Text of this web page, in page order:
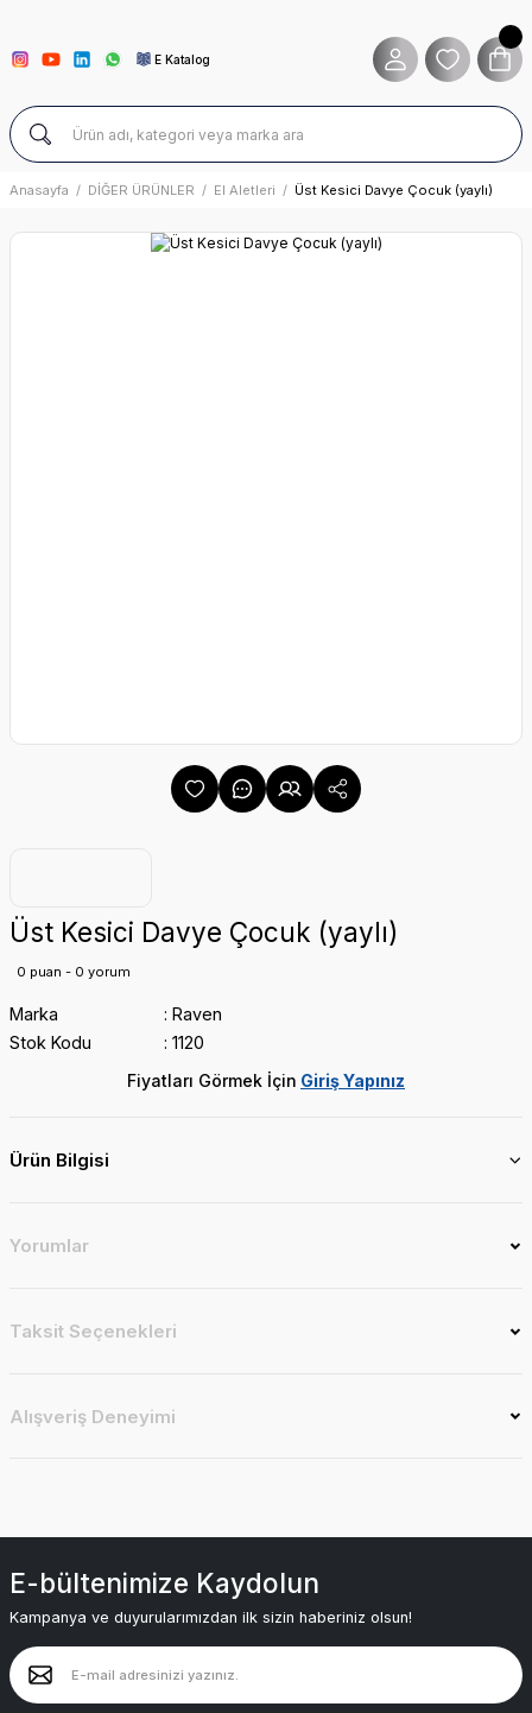
E Katalog
Anasayfa DİĞER ÜRÜNLER El Aletleri Üst Kesici Davye Çocuk (yaylı)
Üst Kesici Davye Çocuk (yaylı)
0 puan - 0 yorum
Marka
Raven
Stok Kodu
1120
Fiyatları Görmek İçin Giriş Yapınız
Ürün Bilgisi
Yorumlar
Taksit Seçenekleri
Alışveriş Deneyimi
E-bültenimize Kaydolun
Kampanya ve duyurularımızdan ilk sizin haberiniz olsun!